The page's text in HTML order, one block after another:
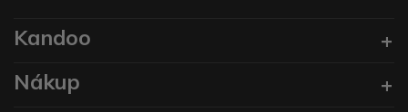
Kandoo
Nákup